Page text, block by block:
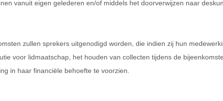
vanuit eigen gelederen en/of middels het doorverwijzen naar
zullen sprekers uitgenodigd worden, die indien zij hun
voor lidmaatschap, het houden van collecten tijdens de
in haar financiële behoefte te voorzien.